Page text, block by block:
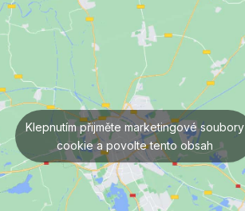
Klepnutím přijměte marketingové soubory
cookie a povolte tento obsah